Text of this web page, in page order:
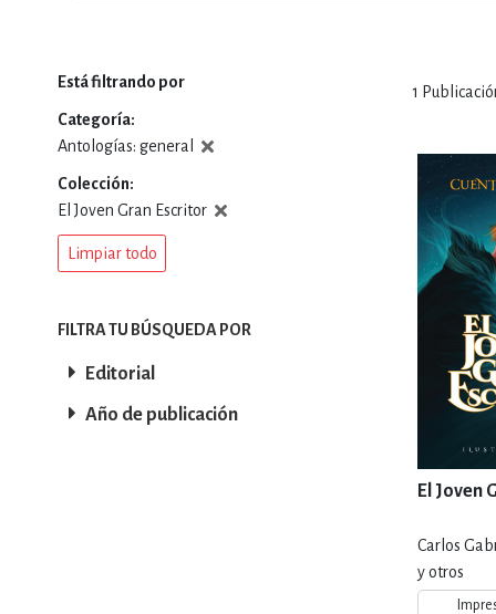
DEPORTES Y
ESTILOS DE
INFANTILES,
1
El Joven
Carlos
y otros
Está filtrando por
Categoría
Antologías: general
Colección
El Joven Gran Escritor
Limpiar todo
FILTRA TU BÚSQUEDA POR
Editorial
Año de publicación